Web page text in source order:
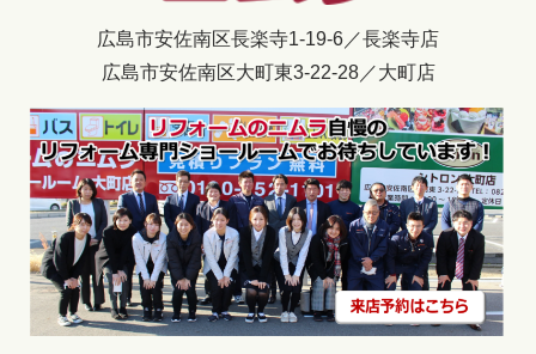
広島市安佐南区長楽寺1-19-6／長楽寺店
広島市安佐南区大町東3-22-28／大町店